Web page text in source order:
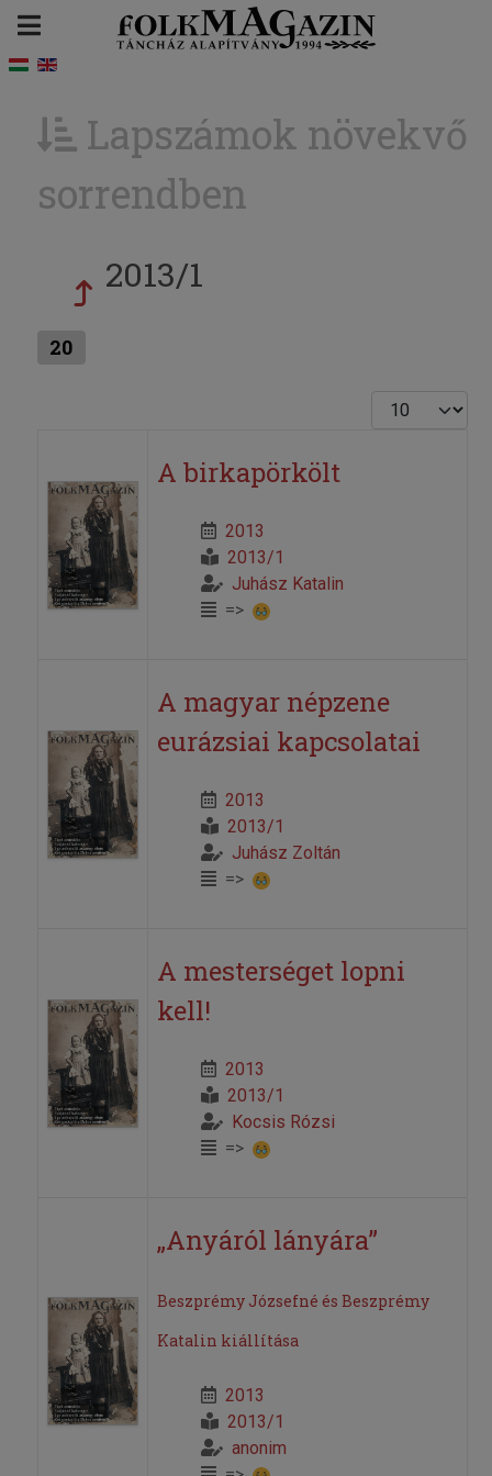
Lapszámok növekvő
sorrendben
2013/1
20
Tételek #
A birkapörkölt
2013
2013/1
Juhász Katalin
=>
A magyar népzene
eurázsiai kapcsolatai
2013
2013/1
Juhász Zoltán
=>
A mesterséget lopni
kell!
2013
2013/1
Kocsis Rózsi
=>
„Anyáról lányára”
Beszprémy Józsefné és Beszprémy
Katalin kiállítása
2013
2013/1
anonim